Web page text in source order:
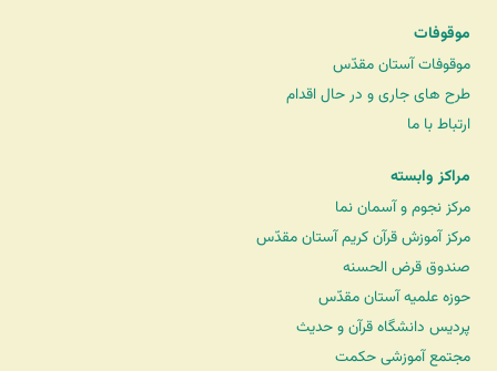
موقوفات
موقوفات آستان مقدّس
طرح های جاری و در حال اقدام
ارتباط با ما
مراکز وابسته
مرکز نجوم و آسمان نما
مرکز آموزش قرآن کریم آستان مقدّس
صندوق قرض الحسنه
حوزه علمیه آستان مقدّس
پردیس دانشگاه قرآن و حدیث
مجتمع آموزشی حکمت